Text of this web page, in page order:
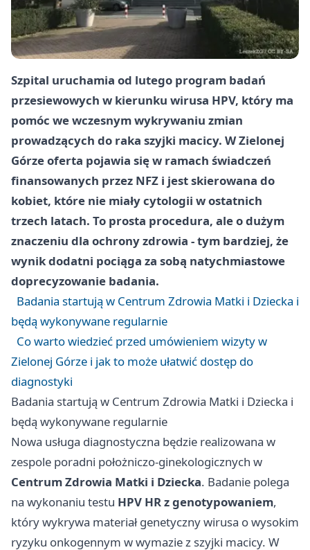
Szpital uruchamia od lutego program badań
przesiewowych w kierunku wirusa HPV, który ma
pomóc we wczesnym wykrywaniu zmian
prowadzących do raka szyjki macicy. W Zielonej
Górze oferta pojawia się w ramach świadczeń
finansowanych przez NFZ i jest skierowana do
kobiet, które nie miały cytologii w ostatnich
trzech latach. To prosta procedura, ale o dużym
znaczeniu dla ochrony zdrowia - tym bardziej, że
wynik dodatni pociąga za sobą natychmiastowe
doprecyzowanie badania.
Badania startują w Centrum Zdrowia Matki i Dziecka i
będą wykonywane regularnie
Co warto wiedzieć przed umówieniem wizyty w
Zielonej Górze i jak to może ułatwić dostęp do
diagnostyki
Badania startują w Centrum Zdrowia Matki i Dziecka i
będą wykonywane regularnie
Nowa usługa diagnostyczna będzie realizowana w
zespole poradni położniczo-ginekologicznych w
Centrum Zdrowia Matki i Dziecka. Badanie polega
na wykonaniu testu HPV HR z genotypowaniem,
który wykrywa materiał genetyczny wirusa o wysokim
ryzyku onkogennym w wymazie z szyjki macicy. W